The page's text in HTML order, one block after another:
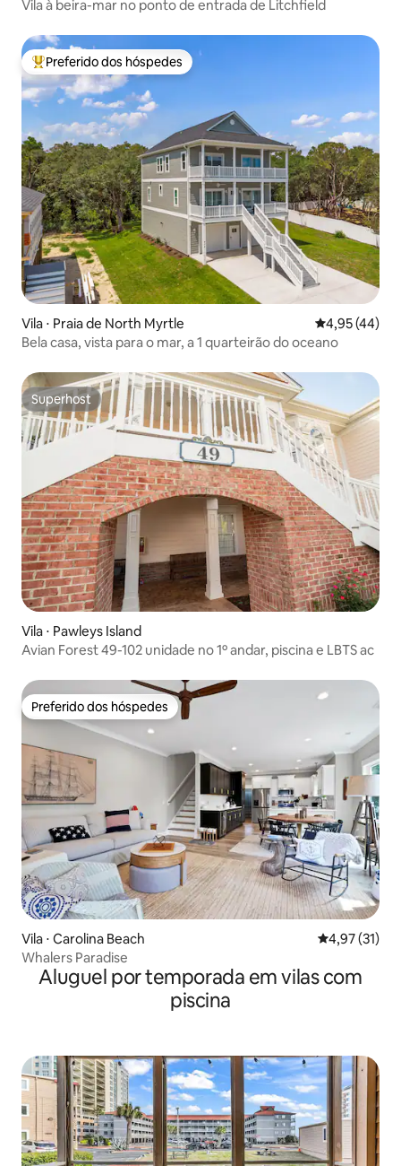
Vila à beira-mar no ponto de entrada de Litchfield
Entre os melhores preferidos dos hóspedes
Preferido dos hóspedes
Vila ⋅ Praia de North Myrtle 4,95 de uma
4,95 (44)
Bela casa, vista para o mar, a 1 quarteirão do oceano
Superhost
Superhost
Vila ⋅ Pawleys Island
Avian Forest 49-102 unidade no 1º andar, piscina e LBTS ac
Preferido dos hóspedes
Preferido dos hóspedes
Vila ⋅ Carolina Beach 4,97 de uma
4,97 (31)
Whalers Paradise
Aluguel por temporada em vilas com
piscina